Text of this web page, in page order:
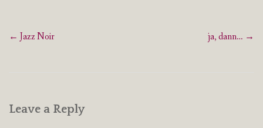
Post
← Jazz Noir ja, dann… →
Leave a Reply